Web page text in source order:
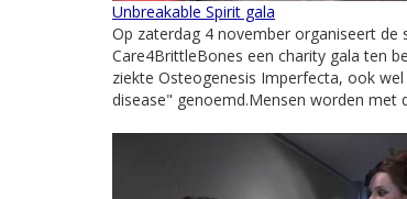
Unbreakable Spirit gala
Op zaterdag 4 november organiseert de
Care4BrittleBones een charity gala ten
ziekte Osteogenesis Imperfecta, ook
disease" genoemd.Mensen worden met